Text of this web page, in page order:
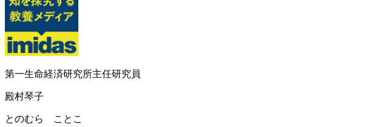
第一生命経済研究所主任研究員
殿村琴子
とのむら ことこ